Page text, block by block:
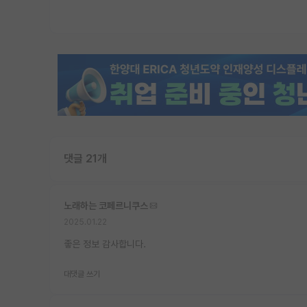
댓글 21개
노래하는 코페르니쿠스
좋은 정보 감사합니다.
대댓글 쓰기